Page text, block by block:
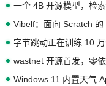
一个 4B 开源模型，检
Vibelf：面向 Scratch 的
字节跳动正在训练 10
Windows 11 内置天气